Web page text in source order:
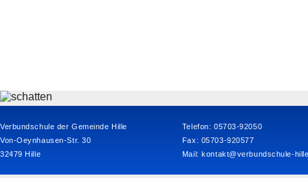
Verbundschule der Gemeinde Hille
Von-Oeynhausen-Str. 30
32479 Hille
Telefon: 05703-92050
Fax: 05703-920577
Mail:kontakt@verbundschule-